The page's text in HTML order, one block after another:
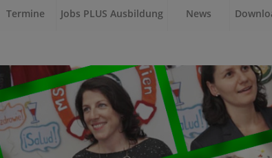
Termine Jobs PLUS Ausbildung News